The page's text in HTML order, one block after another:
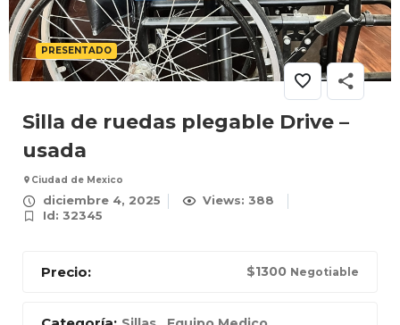
PRESENTADO
Silla de ruedas plegable Drive –
usada
Ciudad de Mexico
diciembre 4, 2025
Views: 388
Id: 32345
Precio: $1300 Negotiable